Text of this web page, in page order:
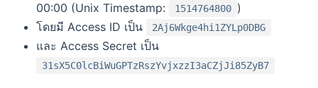
00:00 (Unix Timestamp:
1514764800 )
โดยมี Access ID เป็น
2Aj6Wkge4hi1ZYLp0DBG
และ Access Secret เป็น
31sX5C0lcBiWuGPTzRszYvjxzzI3aCZjJi85ZyB7